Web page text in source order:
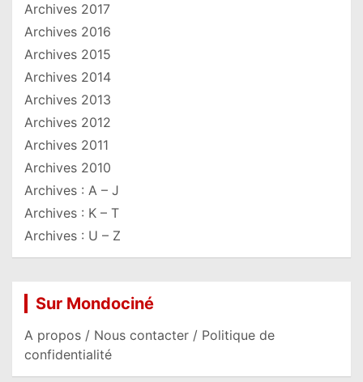
Archives 2017
Archives 2016
Archives 2015
Archives 2014
Archives 2013
Archives 2012
Archives 2011
Archives 2010
Archives : A – J
Archives : K – T
Archives : U – Z
Sur Mondociné
A propos / Nous contacter / Politique de
confidentialité